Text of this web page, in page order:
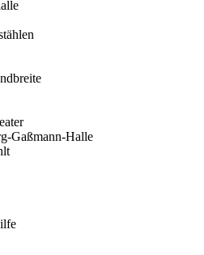
Gaßmann-Halle